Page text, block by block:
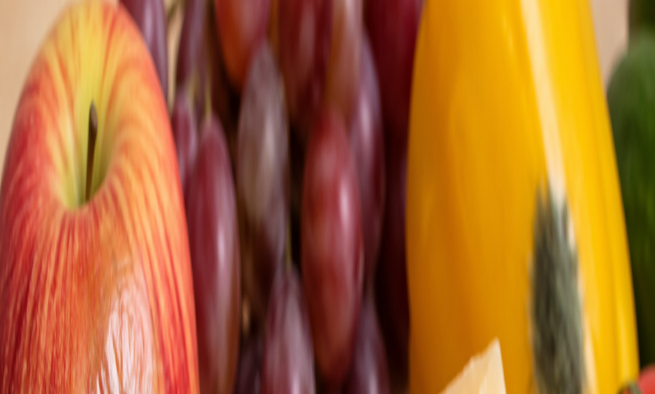
Nedeľa, 9. augusta 2026 Meniny má Ľubomíra